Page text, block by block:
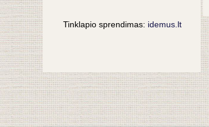
Tinklapio sprendimas: idemus.lt